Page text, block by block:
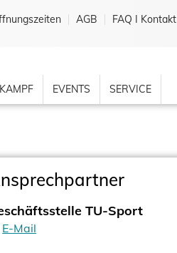
AGB FAQ I Kontakt
EVENTS SERVICE
TU-Sport
E-Mail